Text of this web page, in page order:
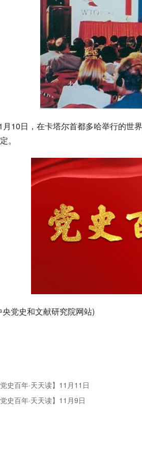
月10日，在卡塔尔首都多哈举行的世
。
央党史和文献研究院网站)
史百年·天天读】11月11日
史百年·天天读】11月9日